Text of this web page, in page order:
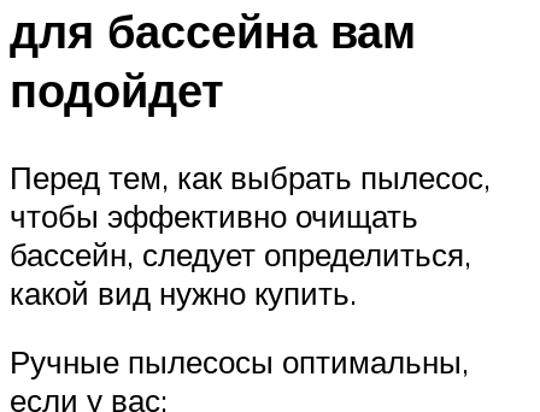
для бассейна вам
подойдет
Перед тем, как выбрать пылесос,
чтобы эффективно очищать
бассейн, следует определиться,
какой вид нужно купить.
Ручные пылесосы оптимальны,
если у вас: